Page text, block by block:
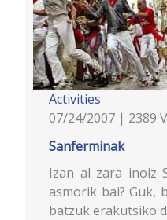
Activities
07/24/2007 | 2389
Sanferminak
Izan al zara inoiz
asmorik bai? Guk,
batzuk erakutsiko